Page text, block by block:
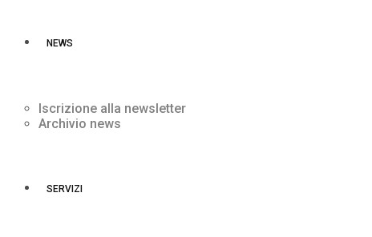
NEWS
Iscrizione alla newsletter
Archivio news
SERVIZI